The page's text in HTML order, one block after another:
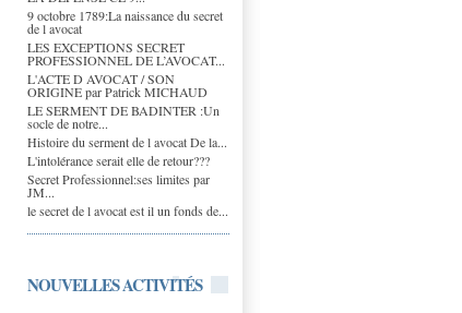
9 octobre 1789:La naissance du secret
de l avocat
LES EXCEPTIONS SECRET
PROFESSIONNEL DE L’AVOCAT...
L'ACTE D AVOCAT / SON
ORIGINE par Patrick MICHAUD
LE SERMENT DE BADINTER :Un
socle de notre...
Histoire du serment de l avocat De la...
L'intolérance serait elle de retour???
Secret Professionnel:ses limites par
JM...
le secret de l avocat est il un fonds de...
NOUVELLES ACTIVITÉS